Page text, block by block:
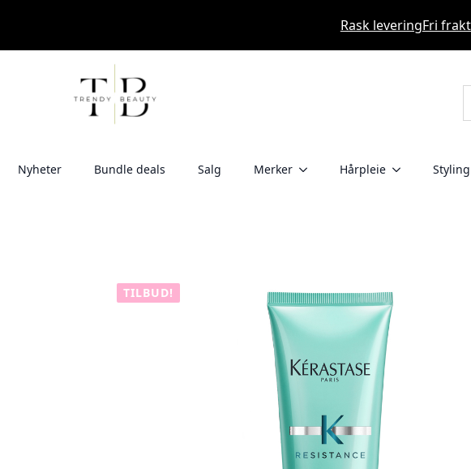
Rask leveringFri
Nyheter Bundle deals Salg Merker Hårpleie Styling
TILBUD!